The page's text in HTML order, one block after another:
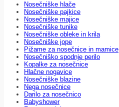
Nosečniške hlače
Nosečniške pajkice
Nosečniške majice
Nosečniške tunike
Nosečniške obleke in krila
Nosečniške jope
Pižame za nosečnice in mamice
Nosečniško spodnje perilo
Kopalke za nosečnice
Hlačne nogavice
Nosečniške blazine
Nega nosečnice
Darilo za nosečnico
Babyshower